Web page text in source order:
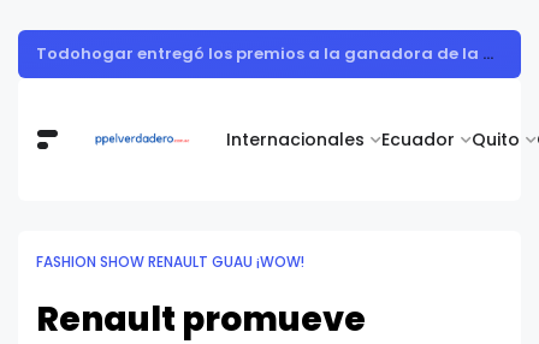
Internacionales Ecuador Quito
Todohogar entregó los premios a la ganadora de la campaña “Puertatlón Futbolero”
FASHION SHOW RENAULT GUAU ¡WOW!
Renault promueve